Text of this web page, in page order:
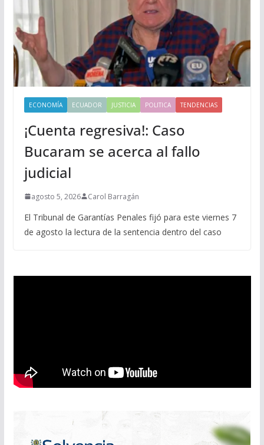
ECONOMÍA ECUADOR JUSTICIA POLITICA TENDENCIAS
¡Cuenta regresiva!: Caso
Bucaram se acerca al fallo
judicial
agosto 5, 2026 Carol Barragán
El Tribunal de Garantías Penales fijó para este viernes 7
de agosto la lectura de la sentencia dentro del caso